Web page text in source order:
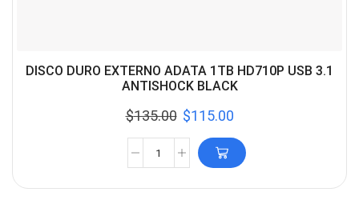
DISCO DURO EXTERNO ADATA 1TB HD710P USB 3.1
ANTISHOCK BLACK
$135.00 $115.00